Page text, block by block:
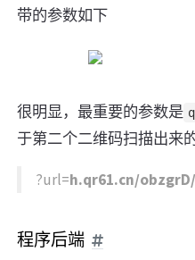
带的参数如下
很明显，最重要的参数是
于第二个二维码扫描出来
?url=h.qr61.cn/
程序后端